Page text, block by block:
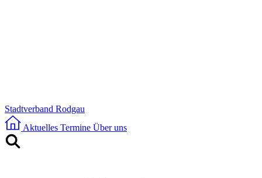
Stadtverband Rodgau
Aktuelles Termine Über uns